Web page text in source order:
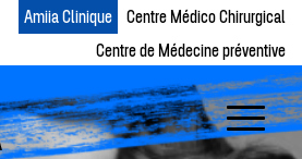
Amiia Clinique
Centre Médico Chirurgical
Centre de Médecine préventive